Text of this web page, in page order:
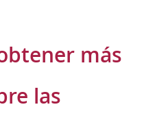
más
las